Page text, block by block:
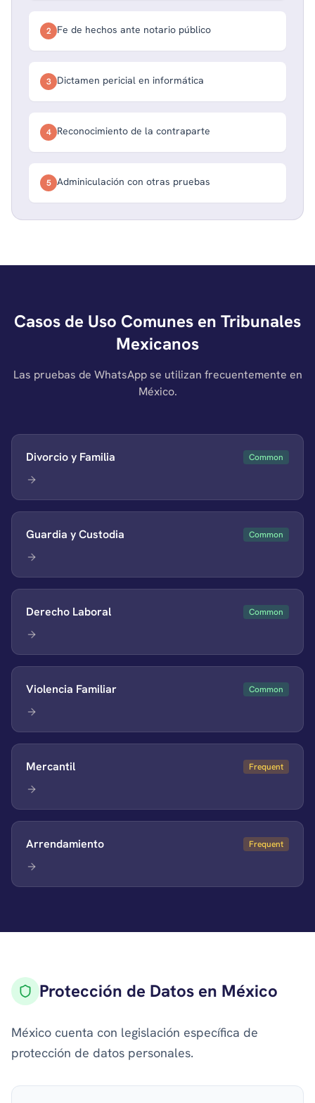
2 Fe de hechos ante notario público
3 Dictamen pericial en informática
4 Reconocimiento de la contraparte
5 Adminiculación con otras pruebas
Casos de Uso Comunes en Tribunales
Mexicanos
Las pruebas de WhatsApp se utilizan frecuentemente en
México.
Divorcio y Familia Common
Guardia y Custodia Common
Derecho Laboral Common
Violencia Familiar Common
Mercantil Frequent
Arrendamiento Frequent
Protección de Datos en México
México cuenta con legislación específica de
protección de datos personales.